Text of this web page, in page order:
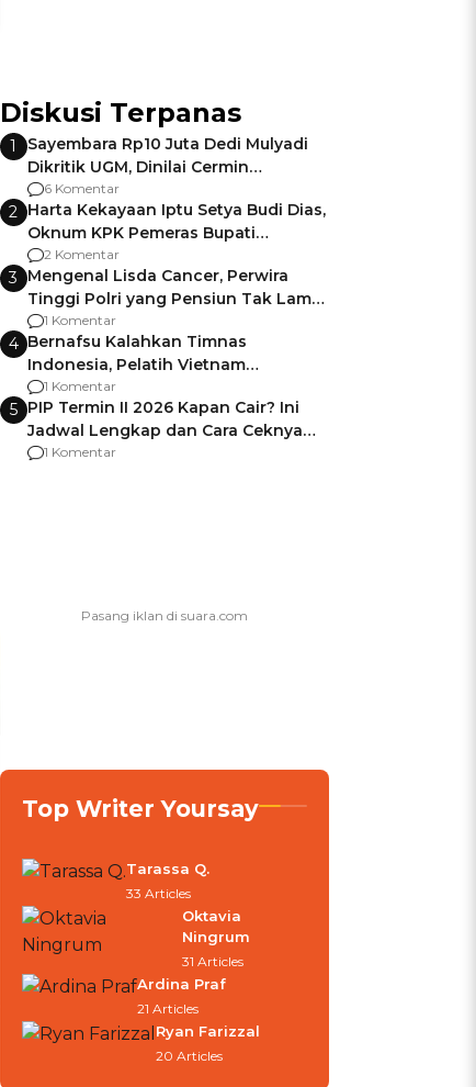
Diskusi Terpanas
1
Sayembara Rp10 Juta Dedi Mulyadi
Dikritik UGM, Dinilai Cermin
Gagalnya Negara Jamin Keamanan
6 Komentar
2 Harta Kekayaan Iptu Setya Budi Dias,
Oknum KPK Pemeras Bupati
Pemalang
2 Komentar
3 Mengenal Lisda Cancer, Perwira
Tinggi Polri yang Pensiun Tak Lama
Usai Jadi Brigjen
1 Komentar
4 Bernafsu Kalahkan Timnas
Indonesia, Pelatih Vietnam
Berencana Pakai Jimat di Pakansari
1 Komentar
5 PIP Termin II 2026 Kapan Cair? Ini
Jadwal Lengkap dan Cara Ceknya
agar Dana Tidak Hangus!
1 Komentar
Top Writer Yoursay
Tarassa Q.
33 Articles
Oktavia
Ningrum
31 Articles
Ardina Praf
21 Articles
Ryan Farizzal
20 Articles